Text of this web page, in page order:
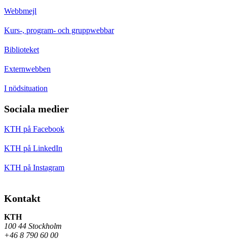
Webbmejl
Kurs-, program- och gruppwebbar
Biblioteket
Externwebben
I nödsituation
Sociala medier
KTH på Facebook
KTH på LinkedIn
KTH på Instagram
Kontakt
KTH
100 44 Stockholm
+46 8 790 60 00